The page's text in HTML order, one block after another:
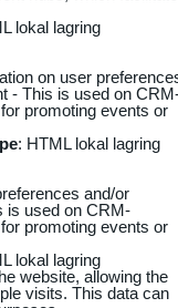
lokal lagring
on user
- This is used on
promoting events or
: HTML lokal lagring
and/or
is used on CRM-
promoting events or
lokal lagring
website, allowing the
visits. This data can